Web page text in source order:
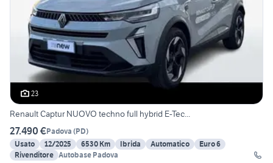
23
Renault Captur NUOVO techno full hybrid E-Tec...
27.490 €Padova (PD)
Usato
12/2025 6530 Km Ibrida Automatico
Euro 6
Rivenditore Autobase Padova